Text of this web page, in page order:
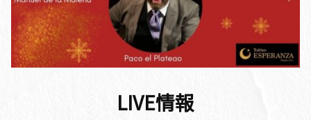
LIVE情報